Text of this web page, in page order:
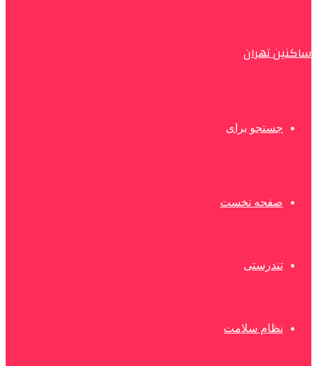
ساکنین تهران
جستجو برای
صفحه نخست
تندرستی
نظام سلامت